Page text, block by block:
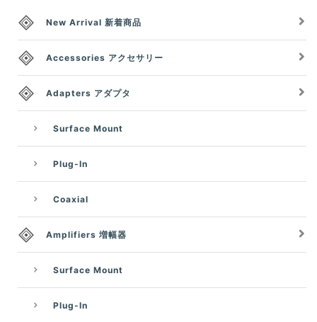
New Arrival 新着商品
Accessories アクセサリー
Adapters アダプタ
Surface Mount
Plug-In
Coaxial
Amplifiers 増幅器
Surface Mount
Plug-In